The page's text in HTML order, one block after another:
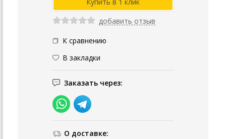
добавить отзыв
К сравнению
В закладки
Заказать через:
О доставке: